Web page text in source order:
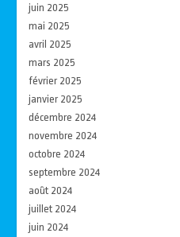
juin 2025
mai 2025
avril 2025
mars 2025
février 2025
janvier 2025
décembre 2024
novembre 2024
octobre 2024
septembre 2024
août 2024
juillet 2024
juin 2024